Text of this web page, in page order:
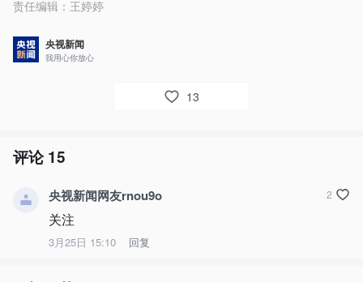
责任编辑： 王婷婷
央视新闻
我用心你放心
13
评论15
央视新闻网友rnou9o
关注
3月25日 15:10 回复
2